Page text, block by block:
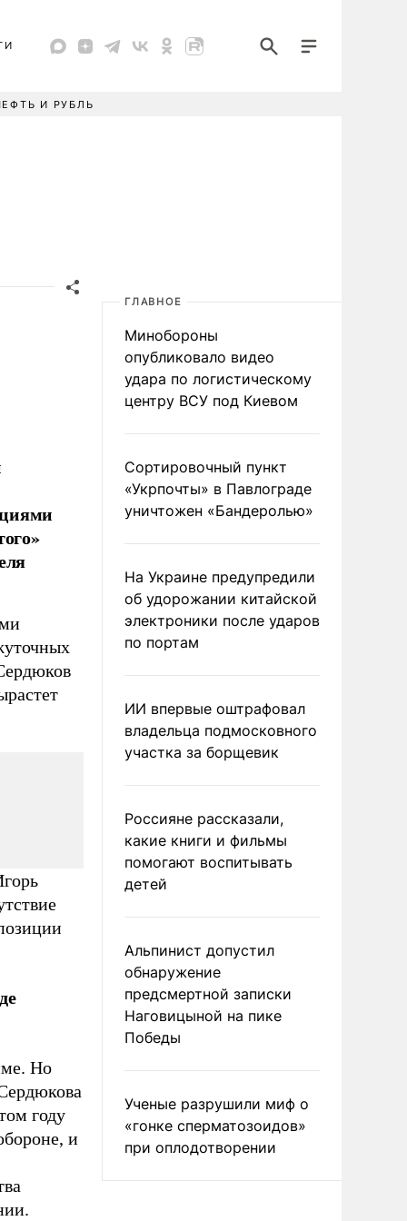
И РУБЛЬ
Но
году
и
ГЛАВНОЕ
Минобороны
опубликовало видео
удара по логистическому
центру ВСУ под Киевом
Сортировочный пункт
«Укрпочты» в Павлограде
уничтожен «Бандеролью»
На Украине предупредили
об удорожании китайской
электроники после ударов
по портам
ИИ впервые оштрафовал
владельца подмосковного
участка за борщевик
Россияне рассказали,
какие книги и фильмы
помогают воспитывать
детей
Альпинист допустил
обнаружение
предсмертной записки
Наговицыной на пике
Победы
Ученые разрушили миф о
«гонке сперматозоидов»
при оплодотворении